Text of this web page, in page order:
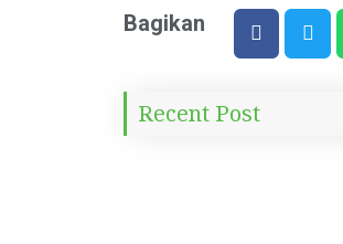
Bagikan
Recent Post